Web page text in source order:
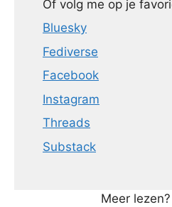
Of volg me op je
Bluesky
Fediverse
Facebook
Instagram
Threads
Substack
Meer lezen?